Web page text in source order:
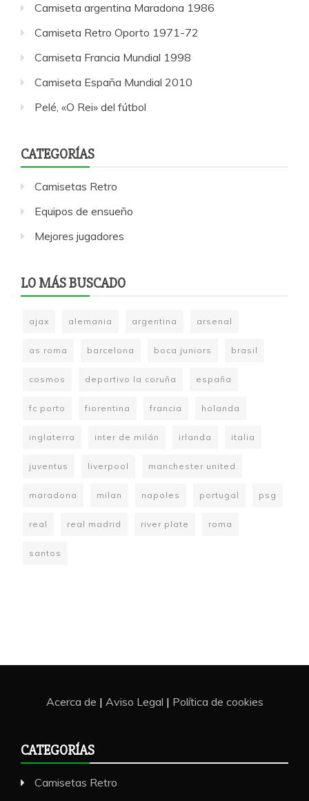
Camiseta argentina Maradona 1986
Camiseta Retro Oporto 1971-72
Camiseta Francia Mundial 1998
Camiseta España Mundial 2010
Pelé, «O Rei» del fútbol
CATEGORÍAS
Camisetas Retro
Equipos de ensueño
Mejores jugadores
LO MÁS BUSCADO
ajax alemania argentina arsenal
as roma barcelona boca juniors brasil
cosmos deportivo la coruña españa
fc porto fiorentina francia holanda
inglaterra inter de milán irlanda italia
juventus liverpool manchester united
maradona milan napoles portugal psg
real real madrid river plate roma
santos
Acerca de | Aviso Legal | Política de cookies
CATEGORÍAS
Camisetas Retro